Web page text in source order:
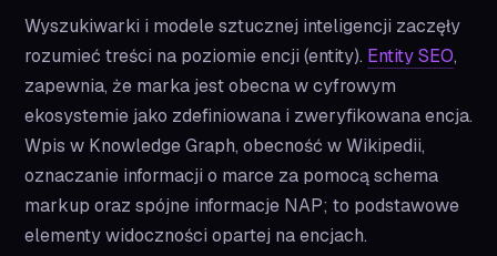
Wyszukiwarki i modele sztucznej inteligencji zaczęły
rozumieć treści na poziomie encji (entity). Entity SEO,
zapewnia, że marka jest obecna w cyfrowym
ekosystemie jako zdefiniowana i zweryfikowana encja.
Wpis w Knowledge Graph, obecność w Wikipedii,
oznaczanie informacji o marce za pomocą schema
markup oraz spójne informacje NAP; to podstawowe
elementy widoczności opartej na encjach.